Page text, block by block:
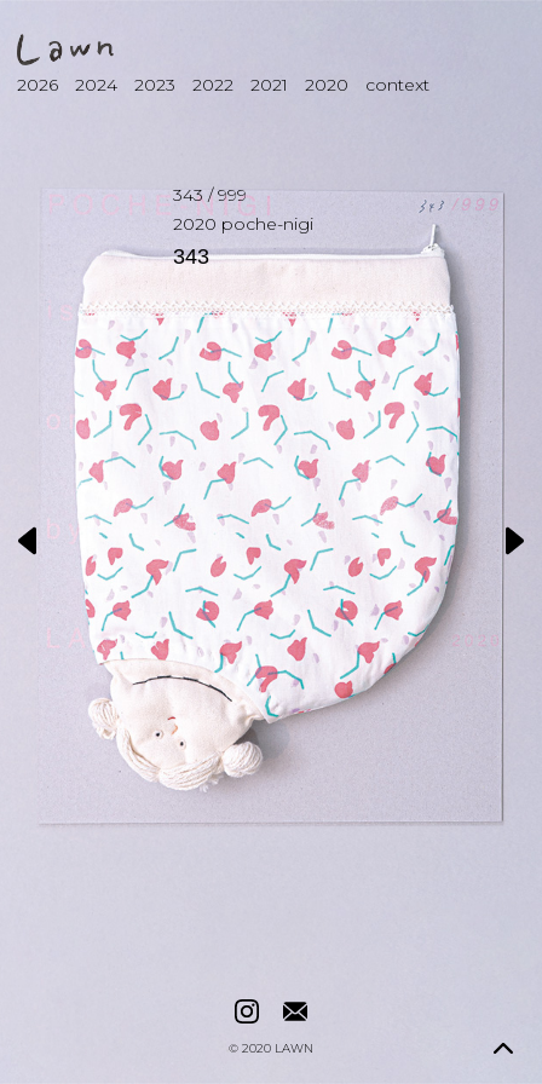
2026 2024 2023 2022 2021 2020 context
343 /999
2020 poche-nigi
343
© 2020 LAWN